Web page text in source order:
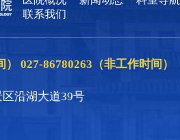
联系我们
）027-86780263（非工作时间）
沿湖大道39号